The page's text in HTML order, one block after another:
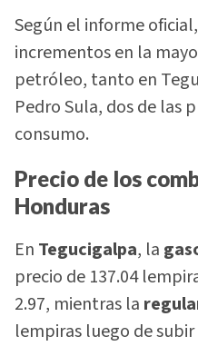
Según el informe
incrementos en la
petróleo, tanto en
Pedro Sula, dos de las
consumo.
Precio de los
Honduras
En Tegucigalpa, la
precio de 137.04
2.97, mientras la
lempiras luego de subir